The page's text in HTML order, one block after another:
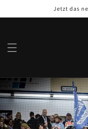
Jetzt das